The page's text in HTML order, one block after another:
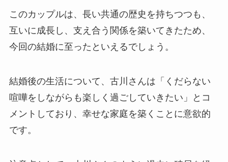
このカップルは、長い共通の歴史を持ちつつも、
互いに成長し、支え合う関係を築いてきたため、
今回の結婚に至ったといえるでしょう。
結婚後の生活について、古川さんは「くだらない
喧嘩をしながらも楽しく過ごしていきたい」とコ
メントしており、幸せな家庭を築くことに意欲的
です。